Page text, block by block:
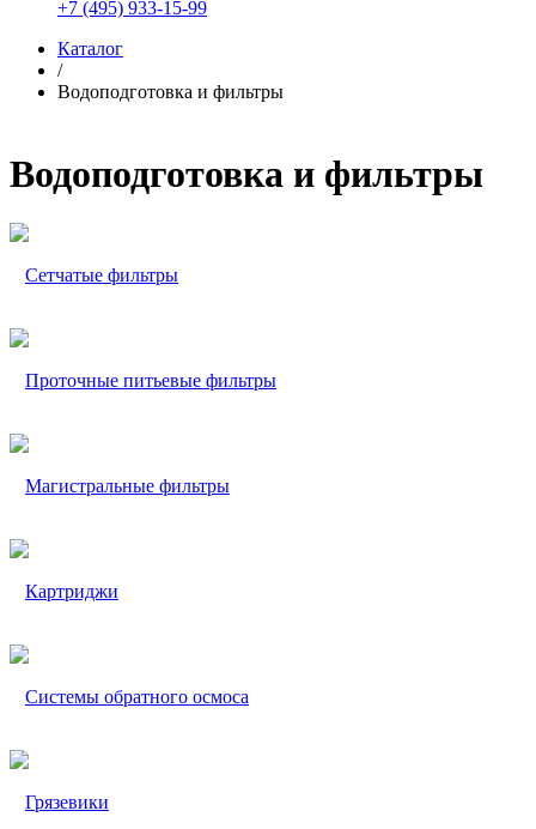
+7 (495) 933-15-99
Каталог
/
Водоподготовка и фильтры
Водоподготовка и фильтры
Сетчатые фильтры
Проточные питьевые фильтры
Магистральные фильтры
Картриджи
Системы обратного осмоса
Грязевики